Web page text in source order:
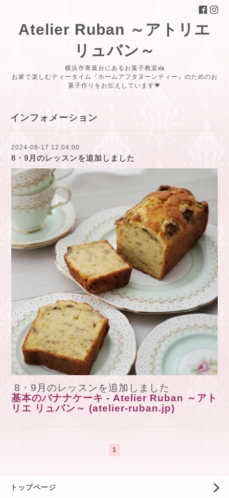
Atelier Ruban ～アトリエ
リュバン～
横浜市青葉台にあるお菓子教室🍰
お家で楽しむティータイム『ホームアフタヌーンティー』のためのお
菓子作りをお伝えしています💗
インフォメーション
2024-08-17 12:04:00
8・9月のレッスンを追加しました
8・9月のレッスンを追加しました
基本のバナナケーキ - Atelier Ruban ～アト
リエ リュバン～ (atelier-ruban.jp)
1
トップページ